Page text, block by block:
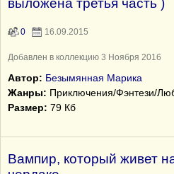
выложена третья часть )
0 16.09.2015
Добавлен в коллекцию 3 Ноября 2016
Автор: Безымянная Марика
Жанры: Приключения/Фэнтези/
Размер: 79 Кб
Вампир, который живет